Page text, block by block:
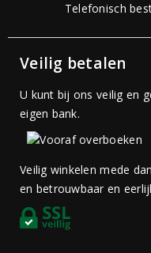
Telefonisch
Veilig betalen
U kunt bij ons veilig en
eigen bank.
Veilig winkelen mede
en betrouwbaar en